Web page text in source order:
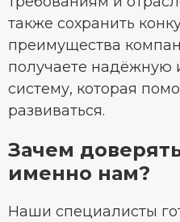
также сохранить
преимущества
получаете надёжную
систему, которая
развиваться.
Зачем
именно нам?
Наши специалисты